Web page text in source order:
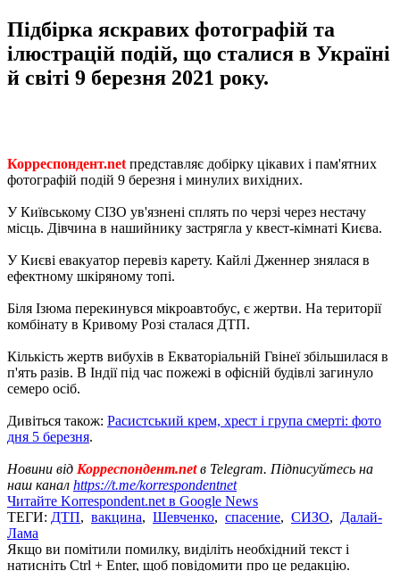
Підбірка яскравих фотографій та
ілюстрацій подій, що сталися в Україні
й світі 9 березня 2021 року.
Корреспондент.net представляє добірку цікавих і пам'ятних
фотографій подій 9 березня і минулих вихідних.
У Київському СІЗО ув'язнені сплять по черзі через нестачу
місць. Дівчина в нашийнику застрягла у квест-кімнаті Києва.
У Києві евакуатор перевіз карету. Кайлі Дженнер знялася в
ефектному шкіряному топі.
Біля Ізюма перекинувся мікроавтобус, є жертви. На території
комбінату в Кривому Розі сталася ДТП.
Кількість жертв вибухів в Екваторіальній Гвінеї збільшилася в
п'ять разів. В Індії під час пожежі в офісній будівлі загинуло
семеро осіб.
Дивіться також: Расистський крем, хрест і група смерті: фото
дня 5 березня.
Новини від Корреспондент.netв Telegram. Підписуйтесь на
наш канал https://t.me/korrespondentnet
Читайте Korrespondent.net в Google News
ТЕГИ: ДТП, вакцина, Шевченко, спасение, СИЗО, Далай-
Лама
Якщо ви помітили помилку, виділіть необхідний текст і
натисніть Ctrl + Enter, щоб повідомити про це редакцію.